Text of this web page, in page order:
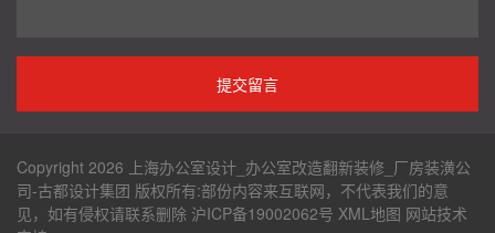
Copyright 2026 上海办公室设计_办公室改造翻新装修_厂房装潢公
司-古都设计集团 版权所有:部份内容来互联网，不代表我们的意
见，如有侵权请联系删除 沪ICP备19002062号 XML地图 网站技术